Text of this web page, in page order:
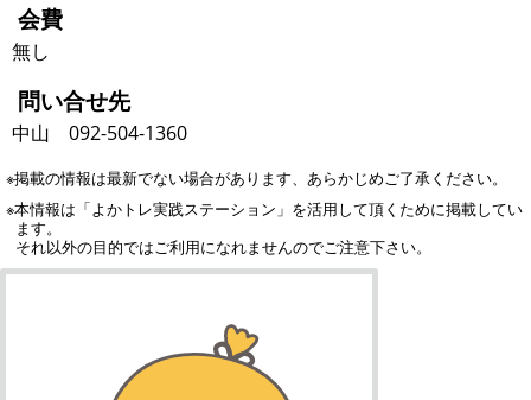
会費
無し
問い合せ先
中山 092-504-1360
※掲載の情報は最新でない場合があります、あらかじめご了承ください。
※本情報は「よかトレ実践ステーション」を活用して頂くために掲載してい
ます。
それ以外の目的ではご利用になれませんのでご注意下さい。